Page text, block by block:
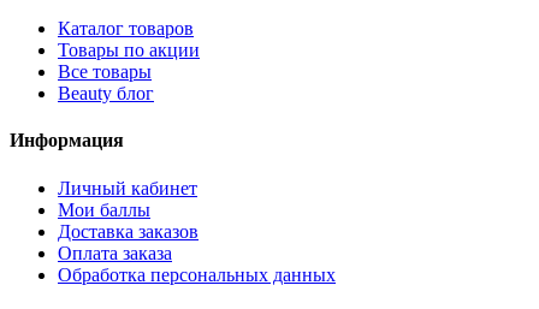
Каталог товаров
Товары по акции
Все товары
Beauty блог
Информация
Личный кабинет
Мои баллы
Доставка заказов
Оплата заказа
Обработка персональных данных